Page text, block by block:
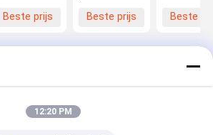
schelpenwarmtewisselaars
Beste prijs
gemaakte
Beste prijs
industrie
Beste
ons
Sitemap
Privacybeleid
12:20 PM